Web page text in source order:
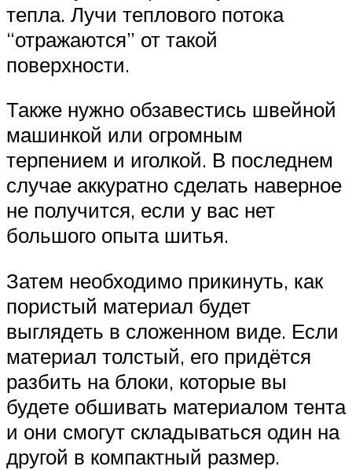
тепла. Лучи теплового потока
“отражаются” от такой
поверхности.
Также нужно обзавестись швейной
машинкой или огромным
терпением и иголкой. В последнем
случае аккуратно сделать наверное
не получится, если у вас нет
большого опыта шитья.
Затем необходимо прикинуть, как
пористый материал будет
выглядеть в сложенном виде. Если
материал толстый, его придётся
разбить на блоки, которые вы
будете обшивать материалом тента
и они смогут складываться один на
другой в компактный размер.